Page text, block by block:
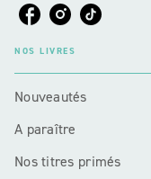
NOS LIVRES
Nouveautés
A paraître
Nos titres primés